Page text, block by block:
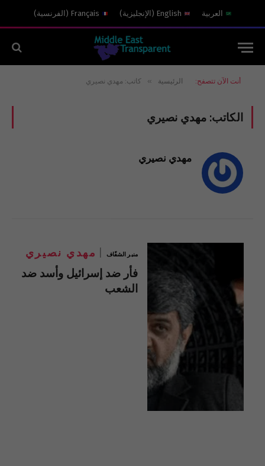
العربية English
( الإنجليزية)
Français
( الفرنسية)
أنت الآن تتصفح: الرئيسية » كاتب: مهدي نصيري
الكاتب: مهدي نصيري
مهدي نصيري
منبر الشفّاف مهدي نصيري
فأر ضد إسرائيل وأسد ضد
الشعب